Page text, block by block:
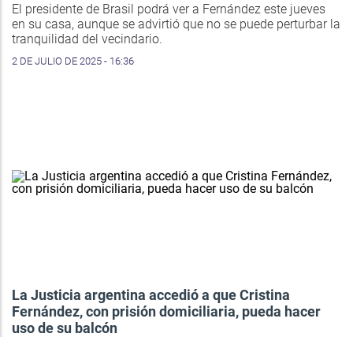
El presidente de Brasil podrá ver a Fernández este jueves
en su casa, aunque se advirtió que no se puede perturbar la
tranquilidad del vecindario.
2 DE JULIO DE 2025 - 16:36
La Justicia argentina accedió a que Cristina
Fernández, con prisión domiciliaria, pueda hacer
uso de su balcón